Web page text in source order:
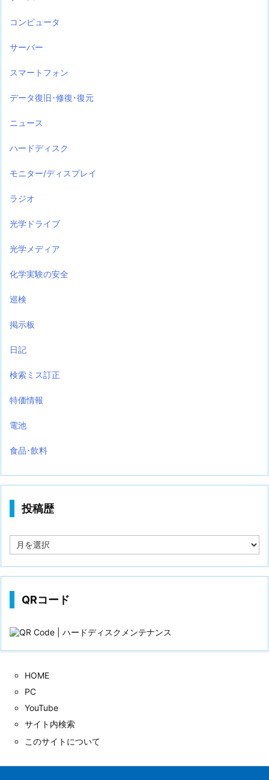
コンピュータ
サーバー
スマートフォン
データ復旧･修復･復元
ニュース
ハードディスク
モニター/ディスプレイ
ラジオ
光学ドライブ
光学メディア
化学実験の安全
巡検
掲示板
日記
検索ミス訂正
特価情報
電池
食品･飲料
投稿歴
稿
QRコード
HOME
PC
YouTube
サイト内検索
このサイトについて